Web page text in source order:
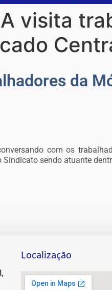
visita
da
com os
sendo atuante
Localização